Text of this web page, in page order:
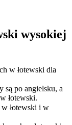
wysokiej
w łotewski dla
są po angielsku, a
łotewski.
łotewski i w